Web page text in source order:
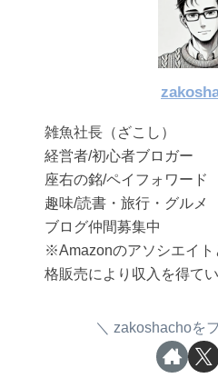
雑魚社長（ざこし）
経営者/初心者ブロガー
座右の銘/ペイフォワード
趣味/読書・旅行・グルメ
ブログ仲間募集中
※Amazonのアソシエイト
格販売により収入を得てい
zakoshachoを